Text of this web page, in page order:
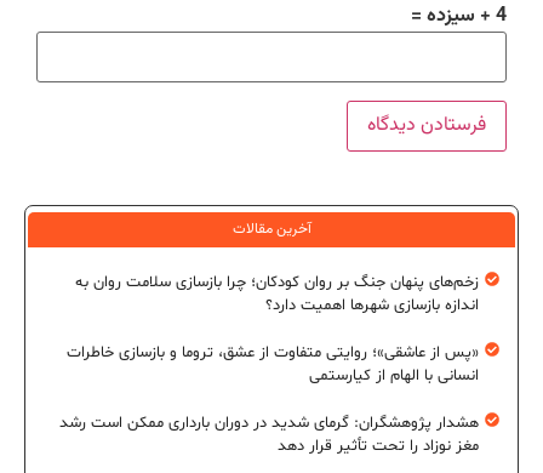
4 + سیزده =
آخرین مقالات
زخم‌های پنهان جنگ بر روان کودکان؛ چرا بازسازی سلامت روان به
اندازه بازسازی شهرها اهمیت دارد؟
«پس از عاشقی»؛ روایتی متفاوت از عشق، تروما و بازسازی خاطرات
انسانی با الهام از کیارستمی
هشدار پژوهشگران: گرمای شدید در دوران بارداری ممکن است رشد
مغز نوزاد را تحت تأثیر قرار دهد